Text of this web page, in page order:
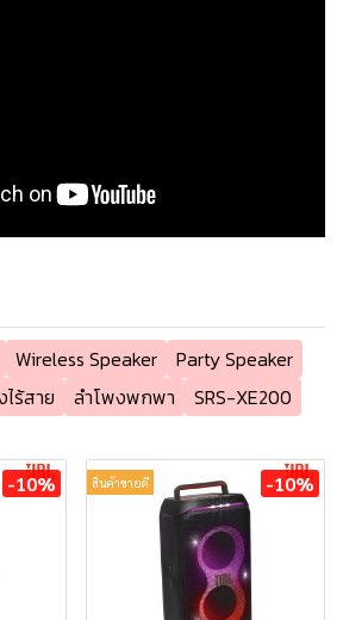
Wireless Speaker
Party Speaker
ร้สาย ลำโพงพกพา SRS-XE200
-10% สินค้าขายดี -10%